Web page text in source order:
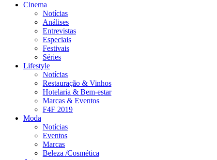
Cinema
Notícias
Análises
Entrevistas
Especiais
Festivais
Séries
Lifestyle
Notícias
Restauração & Vinhos
Hotelaria & Bem-estar
Marcas & Eventos
F4F 2019
Moda
Notícias
Eventos
Marcas
Beleza /Cosmética